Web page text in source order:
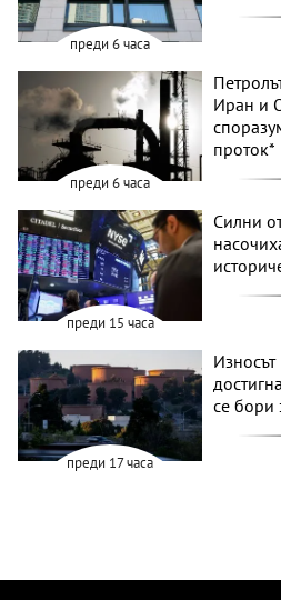
преди 6 часа
преди 6 часа
Иран и
проток*
преди 15 часа
Силни
преди 17 часа
се бори